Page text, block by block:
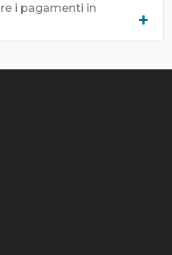
i pagamenti in